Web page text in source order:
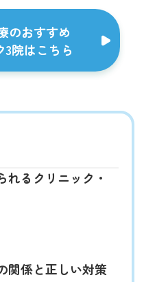
のおすすめ
院はこちら
れるクリニック・
関係と正しい対策